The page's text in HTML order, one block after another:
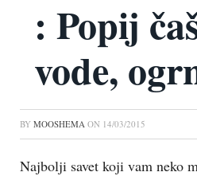
: Popij
vode,
BY MOOSHEMA ON 14/03/2015
Najbolji savet koji vam neko